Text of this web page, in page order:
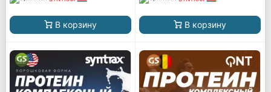
В корзину В корзину